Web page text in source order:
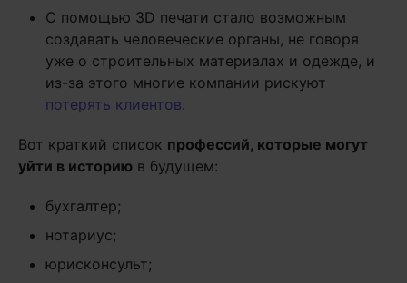
С помощью 3D печати стало возможным
создавать человеческие органы, не говоря
уже о строительных материалах и одежде, и
из-за этого многие компании рискуют
потерять клиентов.
Вот краткий список профессий, которые могут
уйти в историю в будущем:
бухгалтер;
нотариус;
юрисконсульт;